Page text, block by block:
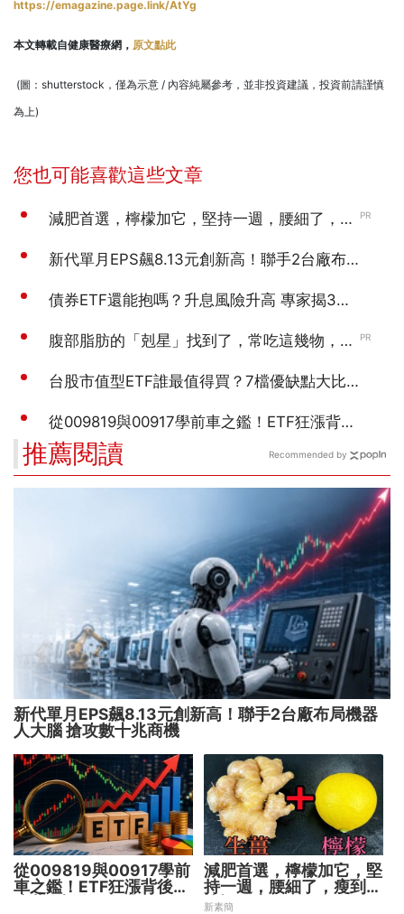
https://emagazine.page.link/AtYg
本文轉載自健康醫療網， 原文點此
(圖：shutterstock，僅為示意 / 內容純屬參考，並非投資建議，投資前請謹慎
為上)
推薦閱讀
新代單月EPS飆8.13元創新高！聯手2台廠布局機器
人大腦 搶攻數十兆商機
從009819與00917學前
車之鑑！ETF狂漲背後
減肥首選，檸檬加它，堅
持一週，腰細了，瘦到你
懷疑人生
新素簡
Recommended by